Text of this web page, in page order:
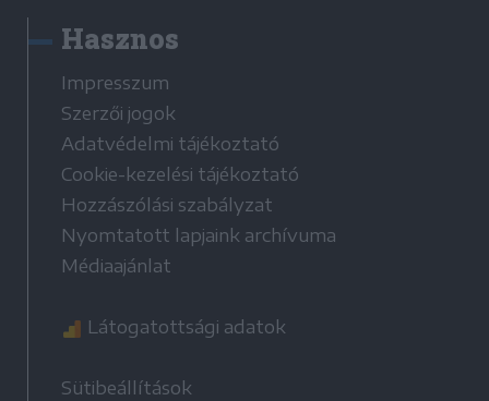
Hasznos
Impresszum
Szerzői jogok
Adatvédelmi tájékoztató
Cookie-kezelési tájékoztató
Hozzászólási szabályzat
Nyomtatott lapjaink archívuma
Médiaajánlat
Látogatottsági adatok
Sütibeállítások